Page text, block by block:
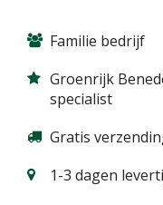
Familie bedrijf
Groenrijk
specialist
Gratis
1-3 dagen